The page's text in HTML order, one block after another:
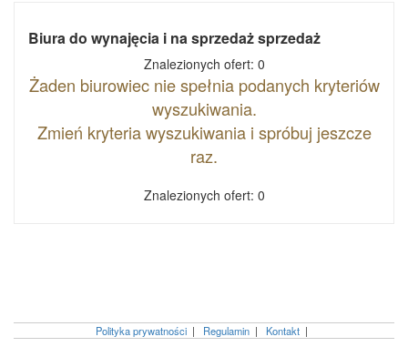
Biura do wynajęcia i na sprzedaż sprzedaż
Znalezionych ofert: 0
Żaden biurowiec nie spełnia podanych kryteriów
wyszukiwania.
Zmień kryteria wyszukiwania i spróbuj jeszcze
raz.
Znalezionych ofert: 0
Polityka prywatności| Regulamin| Kontakt|